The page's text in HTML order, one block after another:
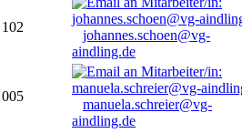
102
johannes.schoen@vg-
aindling.de
005
manuela.schreier@vg-
aindling.de